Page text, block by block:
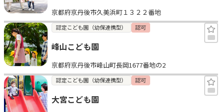
京都府京丹後市久美浜町１３２２番地
認定こども園（幼保連携型） 認可
峰山こども園
京都府京丹後市峰山町長岡1677番地の2
認定こども園（幼保連携型） 認可
大宮こども園